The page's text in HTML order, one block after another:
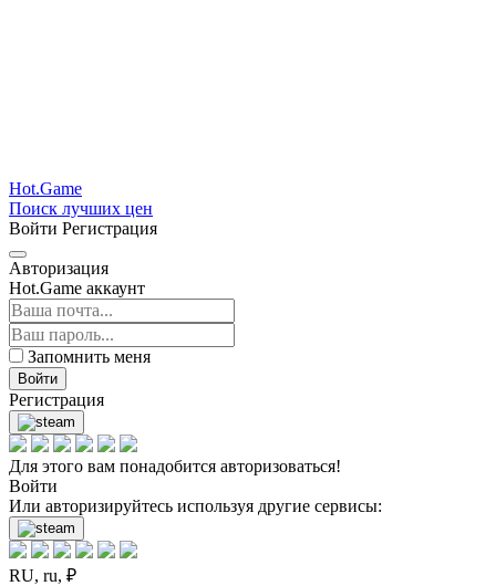
Hot.Game
Поиск лучших цен
Войти Регистрация
Авторизация
Hot.Game аккаунт
Запомнить меня
Войти
Регистрация
Для этого вам понадобится авторизоваться!
Войти
Или авторизируйтесь используя другие сервисы:
RU, ru, ₽